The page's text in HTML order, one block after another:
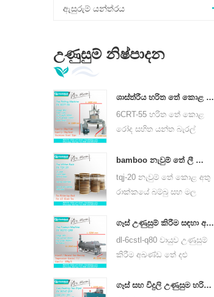
ඇසුරුම් යන්ත්රය
උණුසුම් නිෂ්පාදන
ශාස්ත්රීය හරිත තේ කොළ රෝලන යන්ත්ර 6crt-55
6CRT-55 හරිත තේ කොළ
රෝද සහිත යන්ත බැරල්
400mm, ඵලදායිතාව කිලෝ
ග්රෑම් 75 කි
bamboo නැවුම් තේ ලී කොළ රාක්ක tqj-20
tqj-20 නැවුම් තේ කොළ අතු
රාක්කයේ බම්බු සහ මල
සියලු වර්ගවල තේ සඳහා
භාවිතා කළ හැකිය.
ගෑස් උණුසුම් කිරීම සඳහා අඛණ්ඩ තේ දළු නෙලන යන්ත්රයක් 6cstl-q80
dl-6cstl-q80 වායුව උණුසුම්
කිරීම අඛණ්ඩ තේ දළු
තේ, ඕලොන්ග් තේ සහ
ගෑස් සහ විදුලි උණුසුම හරිත තේ කොළ වියළුම් යන්ත්‍රය 6chz-q14